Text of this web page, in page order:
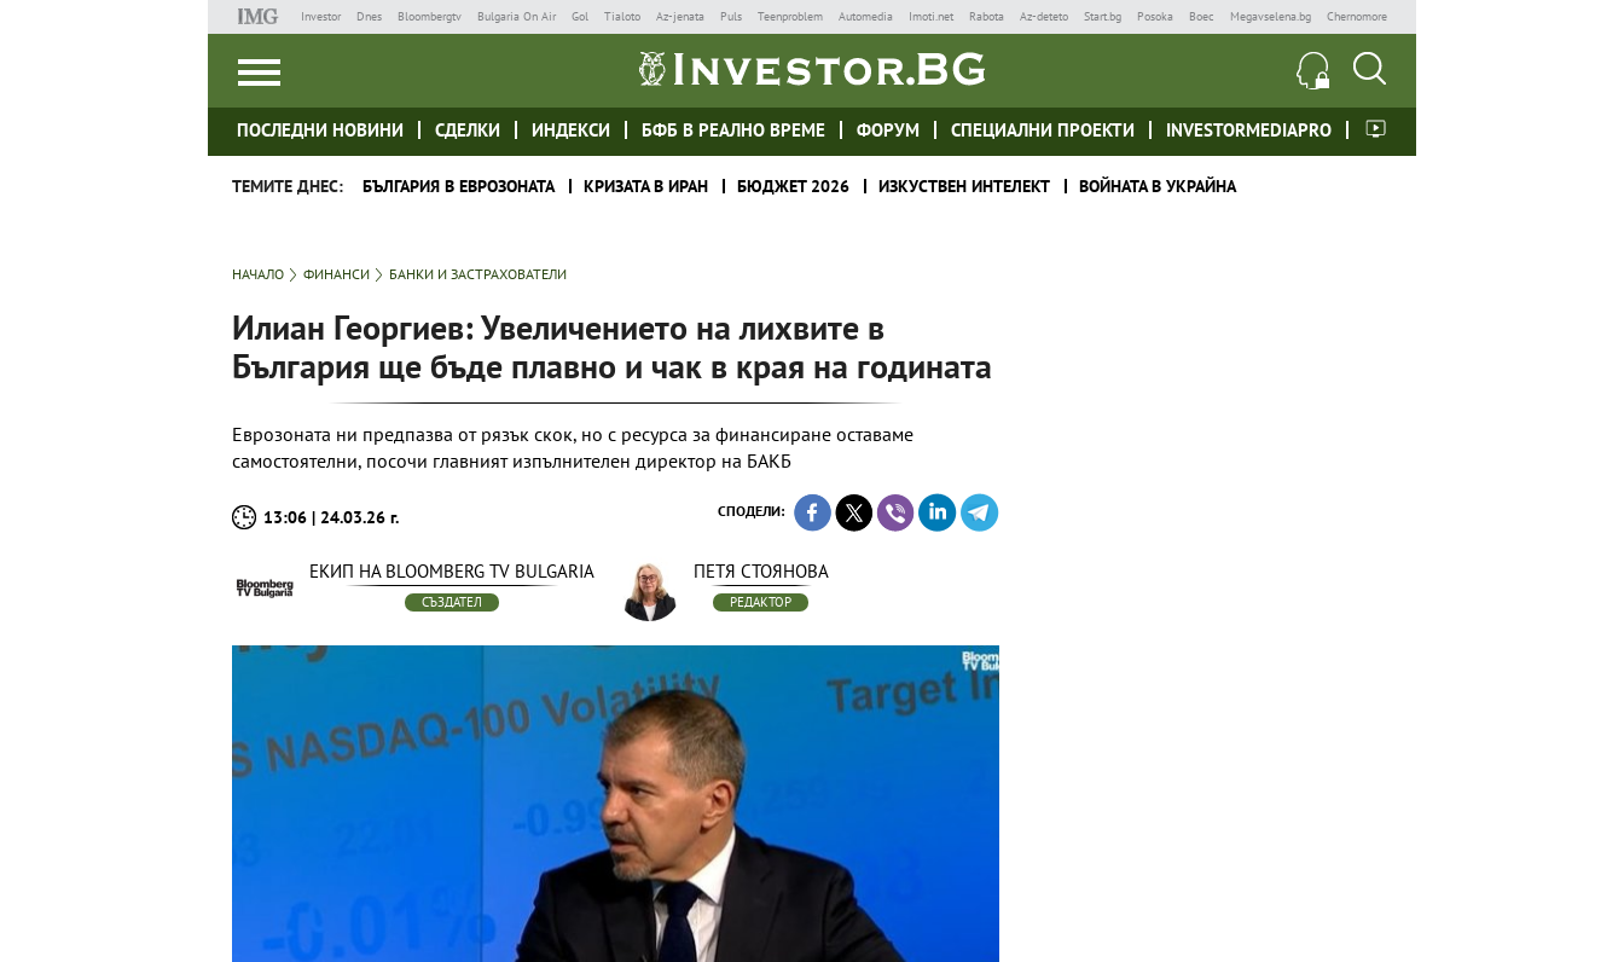
Investor Dnes Bloombergtv Bulgaria On Air Gol Tialoto Az-jenata Puls Teenproblem Automedia Imoti.net Rabota Az-deteto Start.bg Posoka Boec Megavselena.bg Chernomore
ПОСЛЕДНИ НОВИНИ СДЕЛКИ ИНДЕКСИ БФБ В РЕАЛНО ВРЕМЕ ФОРУМ СПЕЦИАЛНИ ПРОЕКТИ INVESTORMEDIAPRO
ТЕМИТЕ ДНЕС: БЪЛГАРИЯ В ЕВРОЗОНАТА КРИЗАТА В ИРАН БЮДЖЕТ 2026 ИЗКУСТВЕН ИНТЕЛЕКТ ВОЙНАТА В УКРАЙНА
НАЧАЛО ФИНАНСИ БАНКИ И ЗАСТРАХОВАТЕЛИ
Илиан Георгиев: Увеличението на лихвите в
България ще бъде плавно и чак в края на годината
Еврозоната ни предпазва от рязък скок, но с ресурса за финансиране оставаме
самостоятелни, посочи главният изпълнителен директор на БАКБ
13:06 | 24.03.26 г. СПОДЕЛИ:
ЕКИП НА BLOOMBERG TV BULGARIA
СЪЗДАТЕЛ
ПЕТЯ СТОЯНОВА
РЕДАКТОР